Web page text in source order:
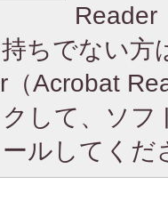
Reader
ちでない方
（Acrobat
して、ソ
ルしてくだ